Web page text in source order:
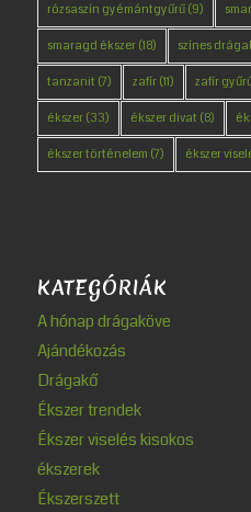
rózsaszín gyémántgyűrű(9)
smaragd ékszer(18) színes
tanzanit (7) zafír(11) zafír
ékszer(33) ékszer divat (8)
ékszer történelem (7) ékszer
KATEGÓRIÁK
A hónap drágaköve
Ajándékozás
Drágakő
Ékszer trendek
Ékszer viselés kisokos
ékszerek
Ékszerszett